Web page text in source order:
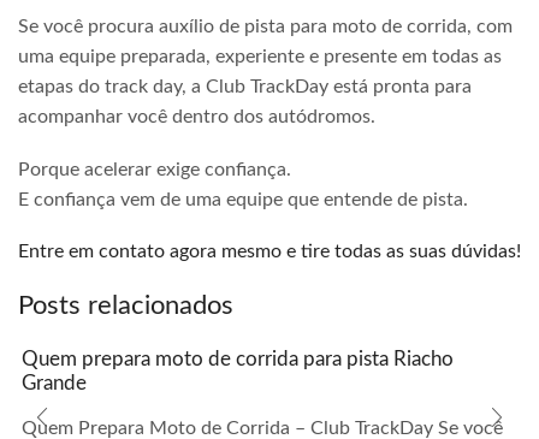
Se você procura auxílio de pista para moto de corrida, com
uma equipe preparada, experiente e presente em todas as
etapas do track day, a Club TrackDay está pronta para
acompanhar você dentro dos autódromos.
Porque acelerar exige confiança.
E confiança vem de uma equipe que entende de pista.
Entre em contato agora mesmo e tire todas as suas dúvidas!
Posts relacionados
Quem prepara moto de corrida para pista Riacho
Grande
Quem Prepara Moto de Corrida – Club TrackDay Se você